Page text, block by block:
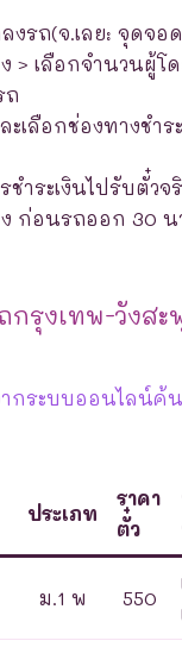
งรถ(จ.เลย: จุดจอ
> เลือกจำนวนผู้โ
ถ
ะเลือกช่องทางชำร
ำระเงินไปรับตั๋วจ
ก่อนรถออก 30 น
กรุงเทพ-วังสะ
กระบบออนไลน์ค้
ประเภท
ราคา
ตั๋ว
ม.1 พ 550